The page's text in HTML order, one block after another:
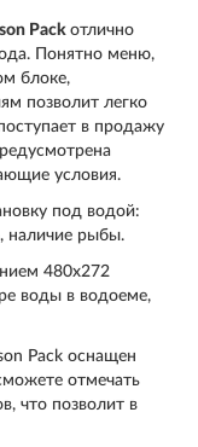
Pack отлично
Понятно меню,
блоке,
позволит легко
в продажу
условия.
под водой:
наличие рыбы.
480х272
воды в водоеме,
Pack оснащен
отмечать
что позволит в